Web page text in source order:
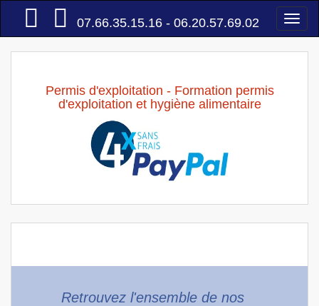
Accueil
07.66.35.15.16 - 06.20.57.69.02
Permis d'exploitation - Formation permis
d'exploitation et hygiène alimentaire
Retrouvez l'ensemble de nos